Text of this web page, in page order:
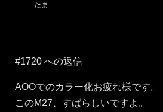
たま
#1720 への返信
AOOでのカラー化お疲れ様です。
このM27、すばらしいですよ。